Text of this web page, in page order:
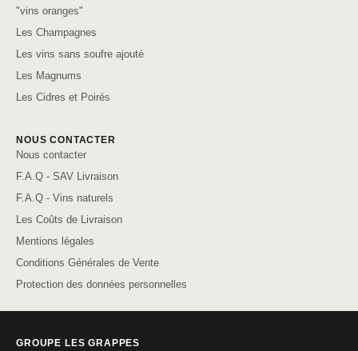
"vins oranges"
Les Champagnes
Les vins sans soufre ajouté
Les Magnums
Les Cidres et Poirés
NOUS CONTACTER
Nous contacter
F.A.Q - SAV Livraison
F.A.Q - Vins naturels
Les Coûts de Livraison
Mentions légales
Conditions Générales de Vente
Protection des données personnelles
GROUPE LES GRAPPES